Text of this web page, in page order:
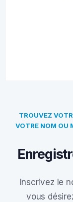
TROUVEZ
VOTRE NOM OU
Inscrivez le
vous